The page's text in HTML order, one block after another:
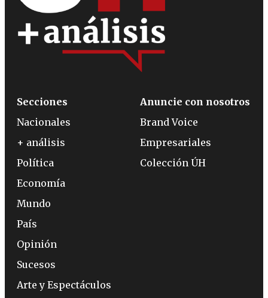
Secciones
Nacionales
+ análisis
Política
Economía
Mundo
País
Opinión
Sucesos
Arte y Espectáculos
Anuncie con nosotros
Brand Voice
Empresariales
Colección ÚH